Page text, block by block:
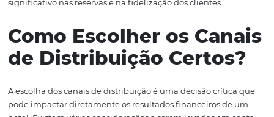
dados. Através de ferramentas como a Omnibees
podem acessar informações valiosas sobre o
dos hóspedes, preferências e tendências de reservas.
dados permitem que os gestores tomem decisões mais
informadas sobre quais canais utilizar e como ajustar
ofertas para atender às expectativas do público-alvo.